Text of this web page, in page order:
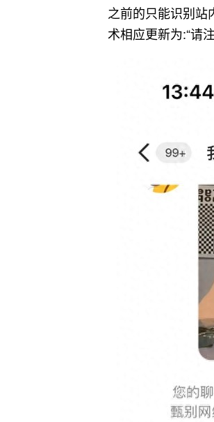
之前的只能识别站
术相应更新为:“请